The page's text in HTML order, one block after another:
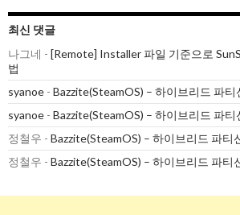
최신 댓글
나그네 - [Remote] Installer 파일 기준으로
법
syanoe - Bazzite(SteamOS) – 하이브리드 파티
syanoe - Bazzite(SteamOS) – 하이브리드 파티
정철우 - Bazzite(SteamOS) – 하이브리드 파티
정철우 - Bazzite(SteamOS) – 하이브리드 파티